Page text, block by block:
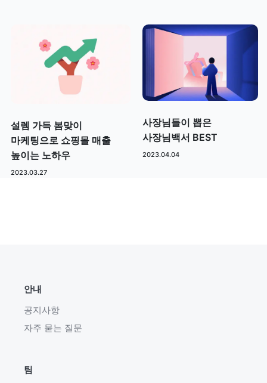
설렘 가득 봄맞이
마케팅으로 쇼핑몰 매출
높이는 노하우
2023.03.27
사장님들이 뽑은
사장님백서 BEST
2023.04.04
안내
공지사항
자주 묻는 질문
팀